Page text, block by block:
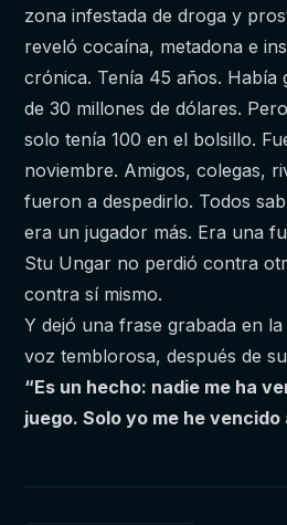
zona infestada de droga y
reveló cocaína, metadona e
crónica. Tenía 45 años. Había
de 30 millones de dólares.
solo tenía 100 en el bolsillo.
noviembre. Amigos, colegas,
fueron a despedirlo. Todos
era un jugador más. Era una
Stu Ungar no perdió contra
contra sí mismo.
Y dejó una frase grabada en
voz temblorosa, después de
“Es un hecho: nadie me ha
juego. Solo yo me he vencido